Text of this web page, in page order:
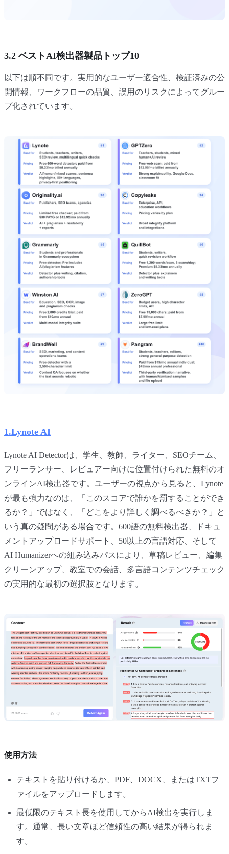
3.2 ベストAI検出器製品トップ10
以下は順不同です。実用的なユーザー適合性、検証済みの公
開情報、ワークフローの品質、誤用のリスクによってグルー
プ化されています。
1.Lynote AI
Lynote AI Detectorは、学生、教師、ライター、SEOチーム、
フリーランサー、レビュアー向けに位置付けられた無料のオ
ンラインAI検出器です。ユーザーの視点から見ると、Lynote
が最も強力なのは、「このスコアで誰かを罰することができ
るか？」ではなく、「どこをより詳しく調べるべきか？」と
いう真の疑問がある場合です。600語の無料検出器、ドキュ
メントアップロードサポート、50以上の言語対応、そして
AI Humanizerへの組み込みパスにより、草稿レビュー、編集
クリーンアップ、教室での会話、多言語コンテンツチェック
の実用的な最初の選択肢となります。
使用方法
テキストを貼り付けるか、PDF、DOCX、またはTXTフ
ァイルをアップロードします。
最低限のテキスト長を使用してからAI検出を実行しま
す。通常、長い文章ほど信頼性の高い結果が得られま
す。